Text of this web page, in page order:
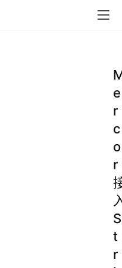
e
r
c
o
r
S
t
r